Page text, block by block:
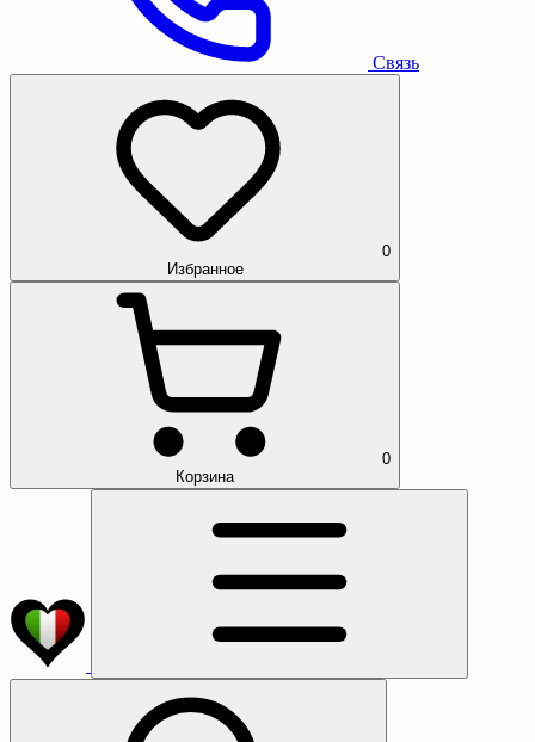
Связь
0
Избранное
0
Корзина